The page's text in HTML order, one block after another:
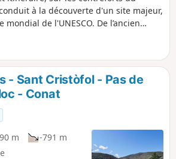
à la découverte d'un site majeur,
de l'UNESCO. De l’ancien
maisons et la chapelle romane du
de-Bell-Lloc très bien conservée, de
sur le massif du Canigou et les
La réserve naturelle de Conat est
de cueillir, ramasser, dégrader et
sans difficulté.
- Sant Cristòfol - Pas de
- Conat
m
-791 m